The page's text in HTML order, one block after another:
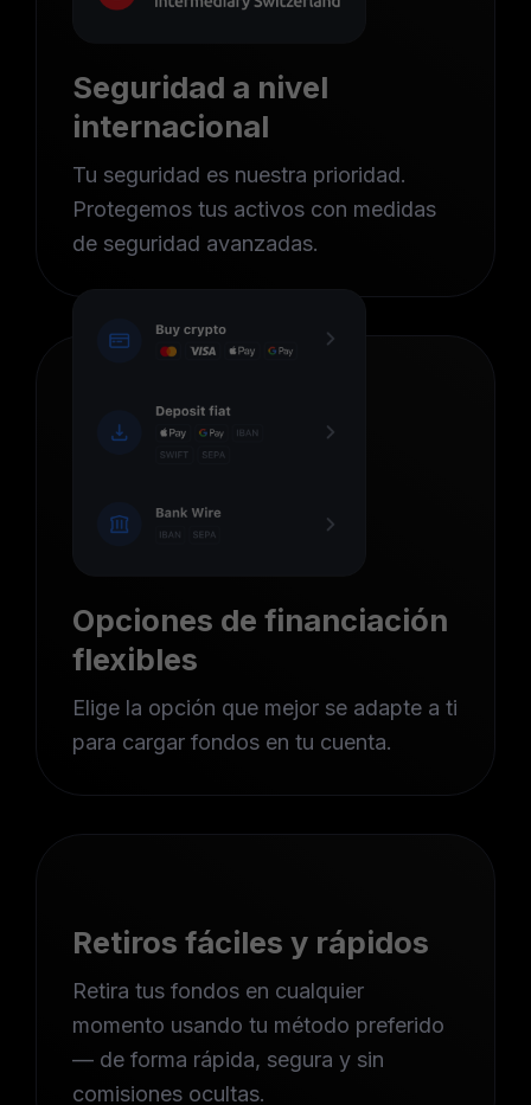
Seguridad a nivel
internacional
Tu seguridad es nuestra prioridad.
Protegemos tus activos con medidas
de seguridad avanzadas.
Opciones de financiación
flexibles
Elige la opción que mejor se adapte a ti
para cargar fondos en tu cuenta.
Retiros fáciles y rápidos
Retira tus fondos en cualquier
momento usando tu método preferido
— de forma rápida, segura y sin
comisiones ocultas.